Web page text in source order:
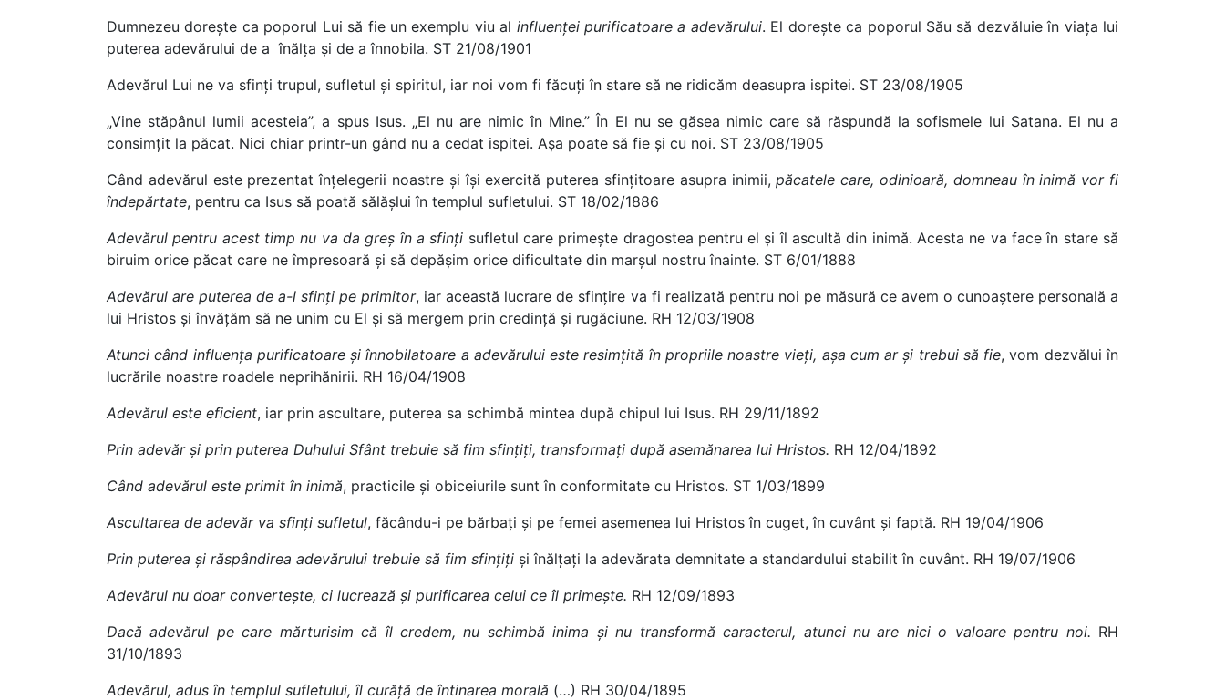
Dumnezeu dorește ca poporul Lui să fie un exemplu viu al influenței purificatoare a adevărului. El dorește ca poporul Său să dezvăluie în viața lui
puterea adevărului de a înălța și de a înnobila. ST 21/08/1901
Adevărul Lui ne va sfinți trupul, sufletul și spiritul, iar noi vom fi făcuți în stare să ne ridicăm deasupra ispitei. ST 23/08/1905
„Vine stăpânul lumii acesteia”, a spus Isus. „El nu are nimic în Mine.” În El nu se găsea nimic care să răspundă la sofismele lui Satana. El nu a
consimțit la păcat. Nici chiar printr-un gând nu a cedat ispitei. Așa poate să fie și cu noi. ST 23/08/1905
Când adevărul este prezentat înțelegerii noastre și își exercită puterea sfințitoare asupra inimii,păcatele care, odinioară, domneau în inimă vor fi
îndepărtate, pentru ca Isus să poată sălășlui în templul sufletului. ST 18/02/1886
Adevărul pentru acest timp nu va da greș în a sfinți sufletul care primește dragostea pentru el și îl ascultă din inimă. Acesta ne va face în stare să
biruim orice păcat care ne împresoară și să depășim orice dificultate din marșul nostru înainte. ST 6/01/1888
Adevărul are puterea de a-l sfinți pe primitor, iar această lucrare de sfințire va fi realizată pentru noi pe măsură ce avem o cunoaștere personală a
lui Hristos și învățăm să ne unim cu El și să mergem prin credință și rugăciune. RH 12/03/1908
Atunci când influența purificatoare și înnobilatoare a adevărului este resimțită în propriile noastre vieți, așa cum ar și trebui să fie, vom dezvălui în
lucrările noastre roadele neprihănirii. RH 16/04/1908
Adevărul este eficient, iar prin ascultare, puterea sa schimbă mintea după chipul lui Isus. RH 29/11/1892
Prin adevăr și prin puterea Duhului Sfânt trebuie să fim sfințiți, transformați după asemănarea lui Hristos. RH 12/04/1892
Când adevărul este primit în inimă, practicile și obiceiurile sunt în conformitate cu Hristos. ST 1/03/1899
Ascultarea de adevăr va sfinți sufletul, făcându-i pe bărbați și pe femei asemenea lui Hristos în cuget, în cuvânt și faptă. RH 19/04/1906
Prin puterea și răspândirea adevărului trebuie să fim sfințiți și înălțați la adevărata demnitate a standardului stabilit în cuvânt. RH 19/07/1906
Adevărul nu doar convertește, ci lucrează și purificarea celui ce îl primește. RH 12/09/1893
Dacă adevărul pe care mărturisim că îl credem, nu schimbă inima și nu transformă caracterul, atunci nu are nici o valoare pentru noi. RH
31/10/1893
Adevărul, adus în templul sufletului, îl curăță de întinarea morală (…) RH 30/04/1895